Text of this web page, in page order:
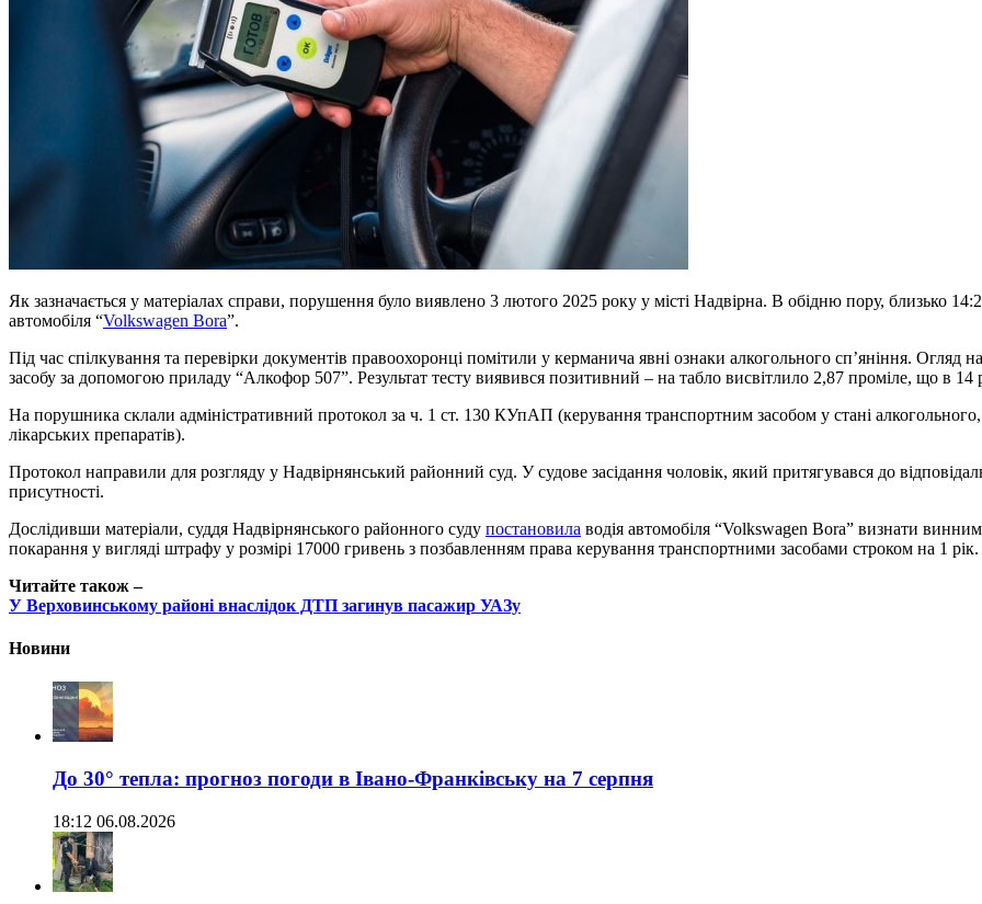
Як зазначається у матеріалах справи, порушення було виявлено 3 лютого 2025 року у місті Надвірна. В обідню пору, близько
автомобіля “Volkswagen Bora”.
Під час спілкування та перевірки документів правоохоронці помітили у керманича явні ознаки алкогольного сп’яніння. Огляд
засобу за допомогою приладу “Алкофор 507”. Результат тесту виявився позитивний – на табло висвітлило 2,87 проміле, що в
На порушника склали адміністративний протокол за ч. 1 ст. 130 КУпАП (керування транспортним засобом у стані
лікарських препаратів).
Протокол направили для розгляду у Надвірнянський районний суд. У судове засідання чоловік, який притягувався до
присутності.
Дослідивши матеріали, суддя Надвірнянського районного суду постановила водія автомобіля “Volkswagen Bora” визнати
покарання у вигляді штрафу у розмірі 17000 гривень з позбавленням права керування транспортними засобами строком на 1 рік.
Читайте також –
У Верховинському районі внаслідок ДТП загинув пасажир УАЗу
Новини
До 30° тепла: прогноз погоди в Івано-Франківську на 7 серпня
18:12 06.08.2026